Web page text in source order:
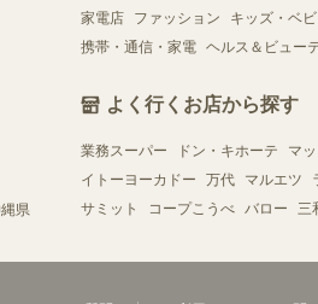
県
家電店
ファッション キッズ・ベ
携帯・通信・家電 ヘルス＆ビュー
よく行くお店から探す
業務スーパー ドン・キホーテ マ
イトーヨーカドー
万代 マルエツ
サミット
コープこうべ バロー 三